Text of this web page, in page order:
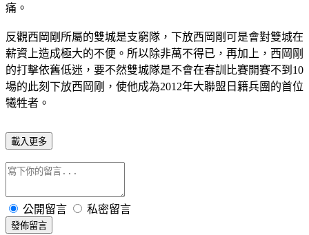
痛。
反觀西岡剛所屬的雙城是支窮隊，下放西岡剛可是會對雙城在
薪資上造成極大的不便。所以除非萬不得已，再加上，西岡剛
的打擊依舊低迷，要不然雙城隊是不會在春訓比賽開賽不到10
場的此刻下放西岡剛，使他成為2012年大聯盟日籍兵團的首位
犧牲者。
載入更多
公開留言 私密留言
發佈留言